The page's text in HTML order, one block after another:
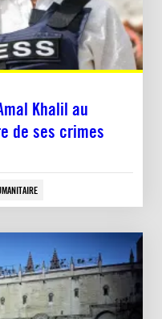
Khalil au
de ses crimes